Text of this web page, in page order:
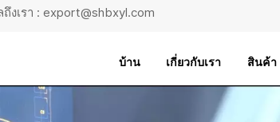
ถึงเรา : export@shbxyl.com
บ้าน เกี่ยวกับเรา สินค้า